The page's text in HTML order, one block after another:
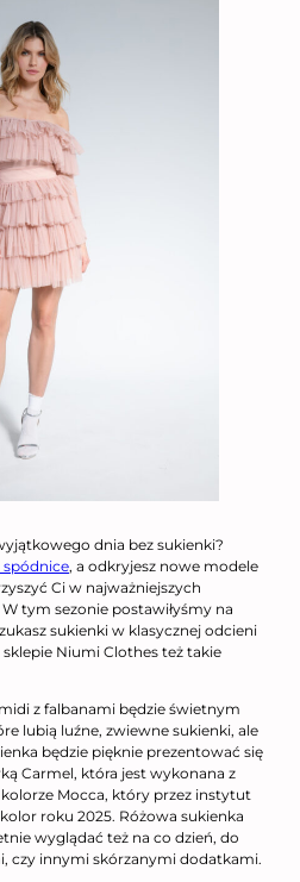
dnia bez sukienki?
spódnice, a odkryjesz nowe modele
Ci w najważniejszych
tym sezonie postawiłyśmy na
sukienki w klasycznej odcieni
Niumi Clothes też takie
midi z falbanami będzie świetnym
lubią luźne, zwiewne sukienki, ale
będzie pięknie prezentować się
Carmel, która jest wykonana z
Mocca, który przez instytut
roku 2025. Różowa sukienka
wyglądać też na co dzień, do
czy innymi skórzanymi dodatkami.